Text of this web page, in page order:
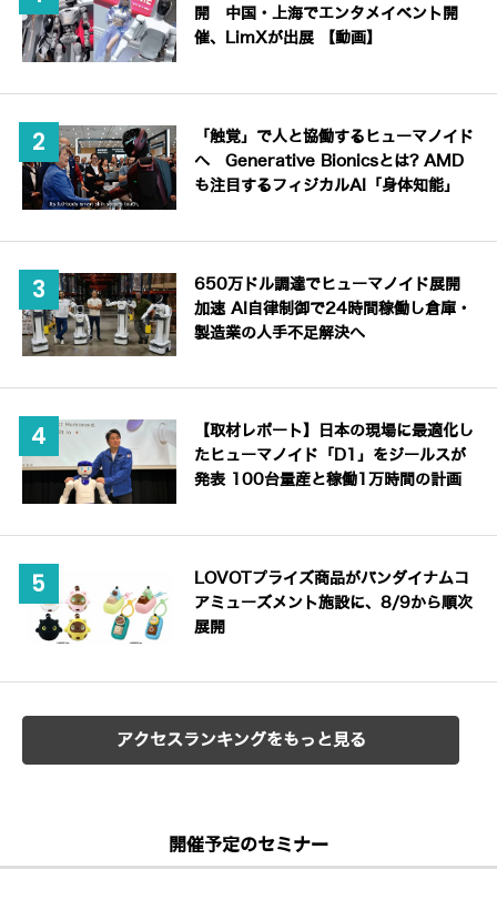
開 中国・上海でエンタメイベント開
催、LimXが出展 【動画】
「触覚」で人と協働するヒューマノイド
へ Generative Bionicsとは? AMD
も注目するフィジカルAI「身体知能」
650万ドル調達でヒューマノイド展開
加速 AI自律制御で24時間稼働し倉庫・
製造業の人手不足解決へ
【取材レポート】日本の現場に最適化し
たヒューマノイド「D1」をジールスが
発表 100台量産と稼働1万時間の計画
LOVOTプライズ商品がバンダイナムコ
アミューズメント施設に、8/9から順次
展開
アクセスランキングをもっと見る
開催予定のセミナー